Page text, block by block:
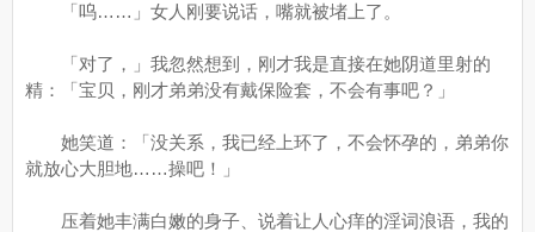
「呜……」女人刚要说话，嘴就被堵上了。
「对了，」我忽然想到，刚才我是直接在她阴道里射的
精：「宝贝，刚才弟弟没有戴保险套，不会有事吧？」
她笑道：「没关系，我已经上环了，不会怀孕的，弟弟你
就放心大胆地……操吧！」
压着她丰满白嫩的身子、说着让人心痒的淫词浪语，我的